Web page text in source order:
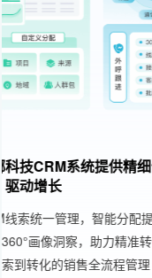
SCRM私域运营系统
智能活码，全渠道高效
螳螂科技SCRM私域直
需求
提供组合SCRM企业微